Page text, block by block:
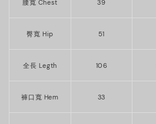
腰寬 Chest 39
臀寬 Hip 51
全長 Legth 106
褲口寬 Hem 33